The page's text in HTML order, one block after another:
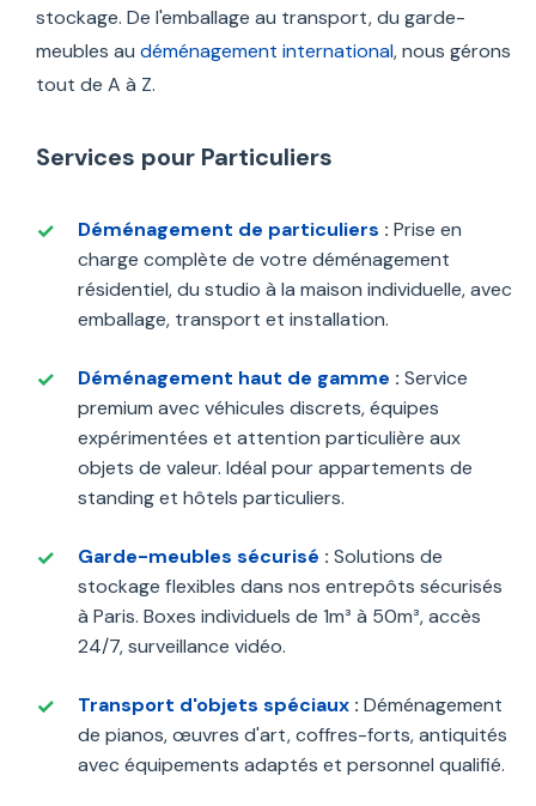
stockage. De l'emballage au transport, du garde-
meubles au déménagement international, nous gérons
tout de A à Z.
Services pour Particuliers
Déménagement de particuliers : Prise en
charge complète de votre déménagement
résidentiel, du studio à la maison individuelle, avec
emballage, transport et installation.
Déménagement haut de gamme : Service
premium avec véhicules discrets, équipes
expérimentées et attention particulière aux
objets de valeur. Idéal pour appartements de
standing et hôtels particuliers.
Garde-meubles sécurisé : Solutions de
stockage flexibles dans nos entrepôts sécurisés
à Paris. Boxes individuels de 1m³ à 50m³, accès
24/7, surveillance vidéo.
Transport d'objets spéciaux : Déménagement
de pianos, œuvres d'art, coffres-forts, antiquités
avec équipements adaptés et personnel qualifié.